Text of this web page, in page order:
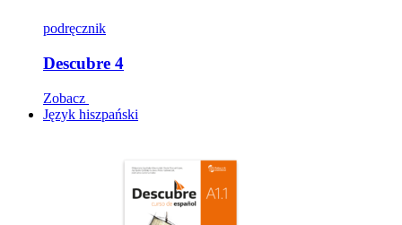
podręcznik
Descubre 4
Zobacz
Język hiszpański